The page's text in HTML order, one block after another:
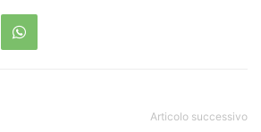
Articolo successivo